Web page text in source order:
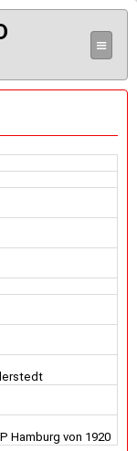
≡
Hamburg von 1920